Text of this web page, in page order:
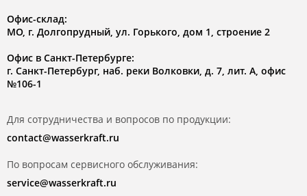
Офис-склад:
МО, г. Долгопрудный, ул. Горького, дом 1, строение 2
Офис в Санкт-Петербурге:
г. Санкт-Петербург, наб. реки Волковки, д. 7, лит. А, офис
№106-1
Для сотрудничества и вопросов по продукции:
contact@wasserkraft.ru
По вопросам сервисного обслуживания:
service@wasserkraft.ru